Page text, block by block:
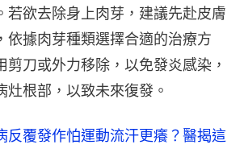
若欲去除身上肉芽，建議先赴皮膚
依據肉芽種類選擇合適的治療方
剪刀或外力移除，以免發炎感染，
灶根部，以致未來復發。
反覆發作怕運動流汗更癢？醫揭這